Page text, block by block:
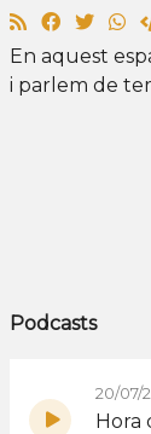
En aquest
i parlem de
Podcasts
20/07/
Hora